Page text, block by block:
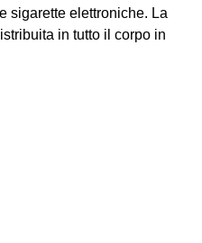
sigarette elettroniche. La
in tutto il corpo in